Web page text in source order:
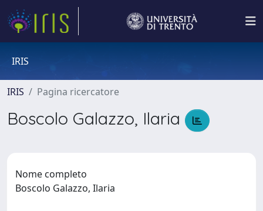
IRIS
IRIS Pagina ricercatore
Boscolo Galazzo, Ilaria
Nome completo
Boscolo Galazzo, Ilaria